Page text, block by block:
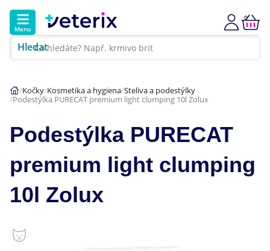
Menu
Hledat
0
Hlavní kategorie
Akce
Psi
Kočky
Veterinární diety
Kočky Kosmetika a hygiena Steliva a podestýlky
Podestýlka PURECAT premium light clumping 10l Zolux
Podestýlka PURECAT
premium light clumping
10l Zolux